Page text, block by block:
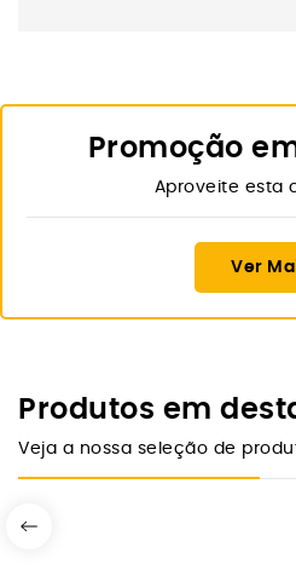
Promoção
Aproveite esta
Ver
Produtos em
Veja a nossa seleção de